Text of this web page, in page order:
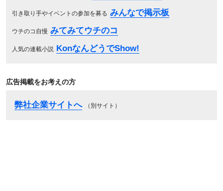
引き取り手やイベントの参加を募る みんなで掲示板
ウチのコ自慢 みてみてウチのコ
人気の連載小説 KonなんどうでShow!
広告掲載をお考えの方
弊社企業サイトへ （別サイト）